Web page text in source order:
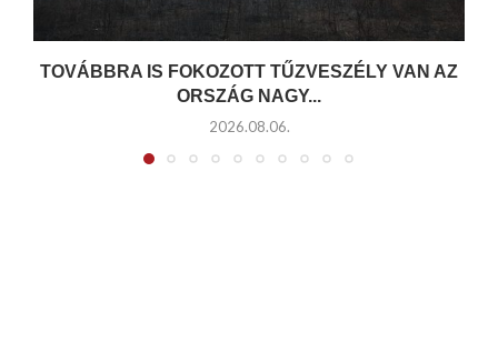
TOVÁBBRA IS FOKOZOTT TŰZVESZÉLY VAN AZ
ORSZÁG NAGY...
2026.08.06.